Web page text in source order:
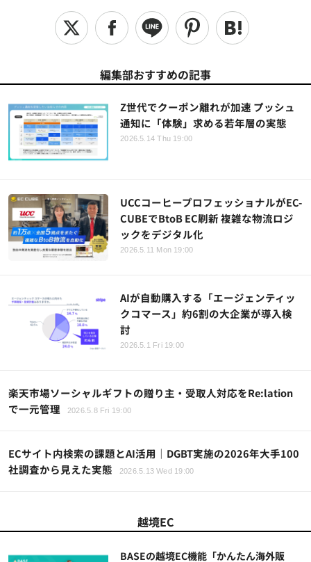
編集部おすすめの記事
Z世代でクーポン離れが加速 プッシュ
通知に「体験」求める若年層の実態
2026.5.14 Thu 19:00
UCCコーヒープロフェッショナルがEC-
CUBEでBtoB EC刷新 複雑な物流ロジ
ックをデジタル化
2026.5.11 Mon 19:00
AIが自動購入する「エージェンティッ
クコマース」約6割の大企業が導入検
討
2026.5.1 Fri 19:00
楽天市場ソーシャルギフトの贈り主・受取人対応をRe:lation
で一元管理
2026.5.8 Fri 19:00
ECサイト内検索の課題とAI活用｜DGBT実施の2026年大手100
社調査から見えた実態
2026.5.13 Wed 19:00
越境EC
BASEの越境EC機能「かんたん海外販